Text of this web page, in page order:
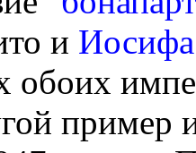
и
обоих
пример